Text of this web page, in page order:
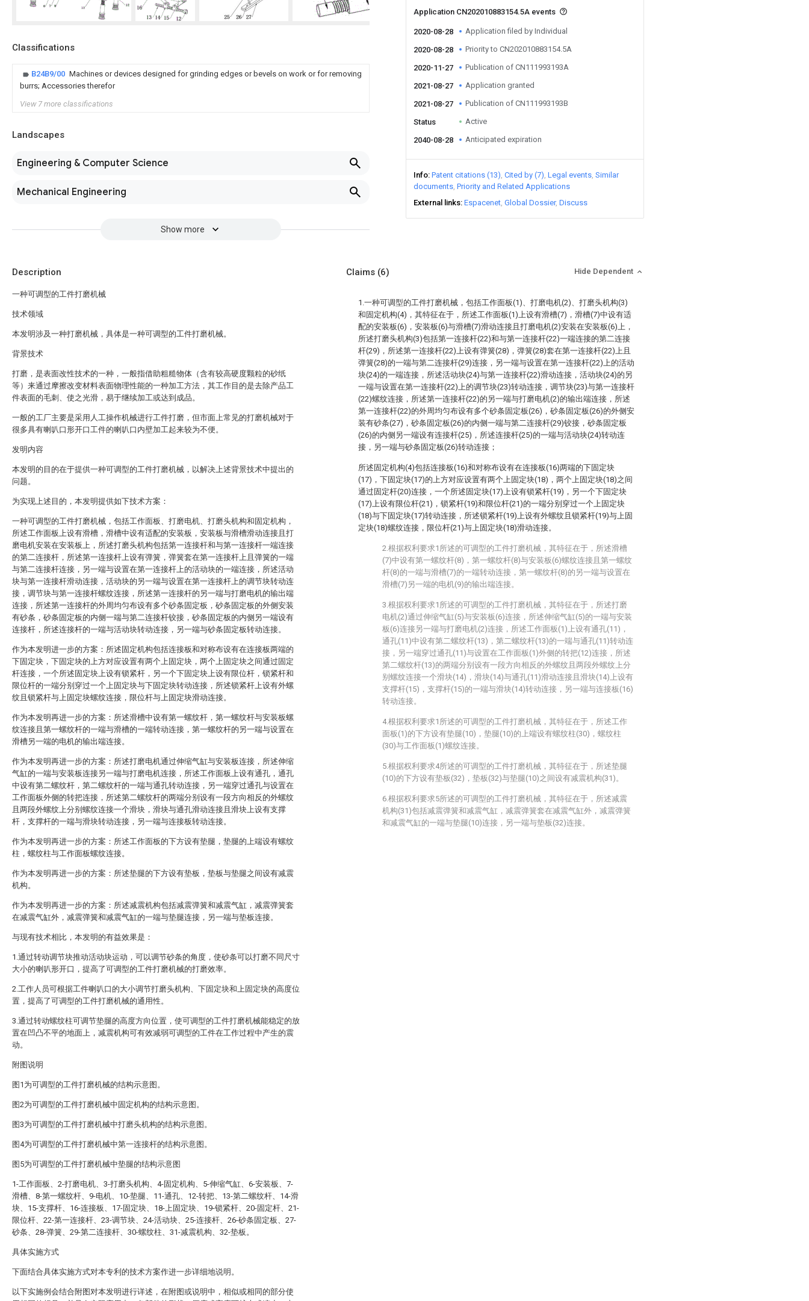
Classifications
B24B9/00 Machines or devices designed for grinding edges or bevels on work or for removing
burrs; Accessories therefor
View 7 more classifications
Landscapes
Engineering & Computer Science
Mechanical Engineering
Show more
Application CN202010883154.5A events
2020-08-28 Application filed by Individual
2020-08-28 Priority to CN202010883154.5A
2020-11-27 Publication of CN111993193A
2021-08-27 Application granted
2021-08-27 Publication of CN111993193B
Status Active
2040-08-28 Anticipated expiration
Info Patent citations (13) Cited by (7) Legal events Similar
documents Priority and Related Applications
External links Espacenet Global Dossier Discuss
Description
一种可调型的工件打磨机械
技术领域
本发明涉及一种打磨机械，具体是一种可调型的工件打磨机械。
背景技术
打磨，是表面改性技术的一种，一般指借助粗糙物体（含有较高硬度颗粒的砂纸
等）来通过摩擦改变材料表面物理性能的一种加工方法，其工作目的是去除产品工
件表面的毛刺、使之光滑，易于继续加工或达到成品。
一般的工厂主要是采用人工操作机械进行工件打磨，但市面上常见的打磨机械对于
很多具有喇叭口形开口工件的喇叭口内壁加工起来较为不便。
发明内容
本发明的目的在于提供一种可调型的工件打磨机械，以解决上述背景技术中提出的
问题。
为实现上述目的，本发明提供如下技术方案：
一种可调型的工件打磨机械，包括工作面板、打磨电机、打磨头机构和固定机构，
所述工作面板上设有滑槽，滑槽中设有适配的安装板，安装板与滑槽滑动连接且打
磨电机安装在安装板上，所述打磨头机构包括第一连接杆和与第一连接杆一端连接
的第二连接杆，所述第一连接杆上设有弹簧，弹簧套在第一连接杆上且弹簧的一端
与第二连接杆连接，另一端与设置在第一连接杆上的活动块的一端连接，所述活动
块与第一连接杆滑动连接，活动块的另一端与设置在第一连接杆上的调节块转动连
接，调节块与第一连接杆螺纹连接，所述第一连接杆的另一端与打磨电机的输出端
连接，所述第一连接杆的外周均匀布设有多个砂条固定板，砂条固定板的外侧安装
有砂条，砂条固定板的内侧一端与第二连接杆铰接，砂条固定板的内侧另一端设有
连接杆，所述连接杆的一端与活动块转动连接，另一端与砂条固定板转动连接。
作为本发明进一步的方案：所述固定机构包括连接板和对称布设有在连接板两端的
下固定块，下固定块的上方对应设置有两个上固定块，两个上固定块之间通过固定
杆连接，一个所述固定块上设有锁紧杆，另一个下固定块上设有限位杆，锁紧杆和
限位杆的一端分别穿过一个上固定块与下固定块转动连接，所述锁紧杆上设有外螺
纹且锁紧杆与上固定块螺纹连接，限位杆与上固定块滑动连接。
作为本发明再进一步的方案：所述滑槽中设有第一螺纹杆，第一螺纹杆与安装板螺
纹连接且第一螺纹杆的一端与滑槽的一端转动连接，第一螺纹杆的另一端与设置在
滑槽另一端的电机的输出端连接。
作为本发明再进一步的方案：所述打磨电机通过伸缩气缸与安装板连接，所述伸缩
气缸的一端与安装板连接另一端与打磨电机连接，所述工作面板上设有通孔，通孔
中设有第二螺纹杆，第二螺纹杆的一端与通孔转动连接，另一端穿过通孔与设置在
工作面板外侧的转把连接，所述第二螺纹杆的两端分别设有一段方向相反的外螺纹
且两段外螺纹上分别螺纹连接一个滑块，滑块与通孔滑动连接且滑块上设有支撑
杆，支撑杆的一端与滑块转动连接，另一端与连接板转动连接。
作为本发明再进一步的方案：所述工作面板的下方设有垫腿，垫腿的上端设有螺纹
柱，螺纹柱与工作面板螺纹连接。
作为本发明再进一步的方案：所述垫腿的下方设有垫板，垫板与垫腿之间设有减震
机构。
作为本发明再进一步的方案：所述减震机构包括减震弹簧和减震气缸，减震弹簧套
在减震气缸外，减震弹簧和减震气缸的一端与垫腿连接，另一端与垫板连接。
与现有技术相比，本发明的有益效果是：
1.通过转动调节块推动活动块运动，可以调节砂条的角度，使砂条可以打磨不同尺寸
大小的喇叭形开口，提高了可调型的工件打磨机械的打磨效率。
2.工作人员可根据工件喇叭口的大小调节打磨头机构、下固定块和上固定块的高度位
置，提高了可调型的工件打磨机械的通用性。
3.通过转动螺纹柱可调节垫腿的高度方向位置，使可调型的工件打磨机械能稳定的放
置在凹凸不平的地面上，减震机构可有效减弱可调型的工件在工作过程中产生的震
动。
附图说明
图1为可调型的工件打磨机械的结构示意图。
图2为可调型的工件打磨机械中固定机构的结构示意图。
图3为可调型的工件打磨机械中打磨头机构的结构示意图。
图4为可调型的工件打磨机械中第一连接杆的结构示意图。
图5为可调型的工件打磨机械中垫腿的结构示意图
1-工作面板、2-打磨电机、3-打磨头机构、4-固定机构、5-伸缩气缸、6-安装板、7-
滑槽、8-第一螺纹杆、9-电机、10-垫腿、11-通孔、12-转把、13-第二螺纹杆、14-滑
块、15-支撑杆、16-连接板、17-固定块、18-上固定块、19-锁紧杆、20-固定杆、21-
限位杆、22-第一连接杆、23-调节块、24-活动块、25-连接杆、26-砂条固定板、27-
砂条、28-弹簧、29-第二连接杆、30-螺纹柱、31-减震机构、32-垫板。
具体实施方式
下面结合具体实施方式对本专利的技术方案作进一步详细地说明。
以下实施例会结合附图对本发明进行详述，在附图或说明中，相似或相同的部分使
Claims (6) Hide Dependent
1.一种可调型的工件打磨机械，包括工作面板(1)、打磨电机(2)、打磨头机构(3)
和固定机构(4)，其特征在于，所述工作面板(1)上设有滑槽(7)，滑槽(7)中设有适
配的安装板(6)，安装板(6)与滑槽(7)滑动连接且打磨电机(2)安装在安装板(6)上，
所述打磨头机构(3)包括第一连接杆(22)和与第一连接杆(22)一端连接的第二连接
杆(29)，所述第一连接杆(22)上设有弹簧(28)，弹簧(28)套在第一连接杆(22)上且
弹簧(28)的一端与第二连接杆(29)连接，另一端与设置在第一连接杆(22)上的活动
块(24)的一端连接，所述活动块(24)与第一连接杆(22)滑动连接，活动块(24)的另
一端与设置在第一连接杆(22)上的调节块(23)转动连接，调节块(23)与第一连接杆
(22)螺纹连接，所述第一连接杆(22)的另一端与打磨电机(2)的输出端连接，所述
第一连接杆(22)的外周均匀布设有多个砂条固定板(26)，砂条固定板(26)的外侧安
装有砂条(27)，砂条固定板(26)的内侧一端与第二连接杆(29)铰接，砂条固定板
(26)的内侧另一端设有连接杆(25)，所述连接杆(25)的一端与活动块(24)转动连
接，另一端与砂条固定板(26)转动连接；
所述固定机构(4)包括连接板(16)和对称布设有在连接板(16)两端的下固定块
(17)，下固定块(17)的上方对应设置有两个上固定块(18)，两个上固定块(18)之间
通过固定杆(20)连接，一个所述固定块(17)上设有锁紧杆(19)，另一个下固定块
(17)上设有限位杆(21)，锁紧杆(19)和限位杆(21)的一端分别穿过一个上固定块
(18)与下固定块(17)转动连接，所述锁紧杆(19)上设有外螺纹且锁紧杆(19)与上固
定块(18)螺纹连接，限位杆(21)与上固定块(18)滑动连接。
2.根据权利要求1所述的可调型的工件打磨机械，其特征在于，所述滑槽
(7)中设有第一螺纹杆(8)，第一螺纹杆(8)与安装板(6)螺纹连接且第一螺纹
杆(8)的一端与滑槽(7)的一端转动连接，第一螺纹杆(8)的另一端与设置在
滑槽(7)另一端的电机(9)的输出端连接。
3.根据权利要求1所述的可调型的工件打磨机械，其特征在于，所述打磨
电机(2)通过伸缩气缸(5)与安装板(6)连接，所述伸缩气缸(5)的一端与安装
板(6)连接另一端与打磨电机(2)连接，所述工作面板(1)上设有通孔(11)，
通孔(11)中设有第二螺纹杆(13)，第二螺纹杆(13)的一端与通孔(11)转动连
接，另一端穿过通孔(11)与设置在工作面板(1)外侧的转把(12)连接，所述
第二螺纹杆(13)的两端分别设有一段方向相反的外螺纹且两段外螺纹上分
别螺纹连接一个滑块(14)，滑块(14)与通孔(11)滑动连接且滑块(14)上设有
支撑杆(15)，支撑杆(15)的一端与滑块(14)转动连接，另一端与连接板(16)
转动连接。
4.根据权利要求1所述的可调型的工件打磨机械，其特征在于，所述工作
面板(1)的下方设有垫腿(10)，垫腿(10)的上端设有螺纹柱(30)，螺纹柱
(30)与工作面板(1)螺纹连接。
5.根据权利要求4所述的可调型的工件打磨机械，其特征在于，所述垫腿
(10)的下方设有垫板(32)，垫板(32)与垫腿(10)之间设有减震机构(31)。
6.根据权利要求5所述的可调型的工件打磨机械，其特征在于，所述减震
机构(31)包括减震弹簧和减震气缸，减震弹簧套在减震气缸外，减震弹簧
和减震气缸的一端与垫腿(10)连接，另一端与垫板(32)连接。